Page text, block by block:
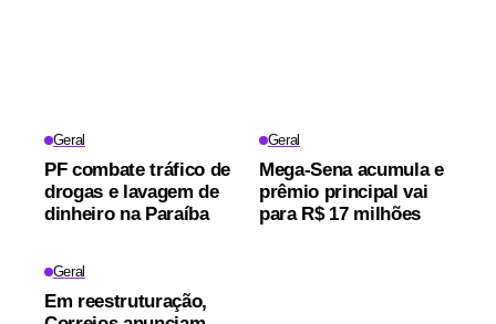
Geral
PF combate tráfico de
drogas e lavagem de
dinheiro na Paraíba
Geral
Mega-Sena acumula e
prêmio principal vai
para R$ 17 milhões
Geral
Em reestruturação,